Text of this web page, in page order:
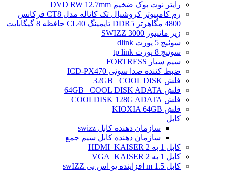
رایتر نوت بوک ضخیم DVD RW 12.7mm
رم کامپیوتر کروشیال تک کاناله مدل CT8 فرکانس
4800 مگاهرتز DDR5 تایمینگ CL40 حافظه 8 گیگابایت
زیر مانیتور SWIZZ 3000
سوئیچ 5 پورت dlink
سوئیچ 8 پورت tp link
سیم سیار FORTRESS
ضبط کننده صدا سونی ICD-PX470
فلش 32GB _COOL DISK
فلش 64GB _COOL DISK ADATA
فلش COOLDISK 128G ADATA
فلش KIOXIA 64GB
کابل
سازمان دهنده کابل swizz
سازمان دهنده کابل سیم جمع
کابل 1 به 2 HDMI_KAISER
کابل 1 به 2 VGA_KAISER
کابل 1.5 m افزاینده یو اس بی swIZZ